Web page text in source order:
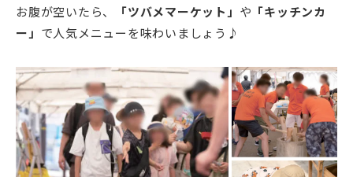
お腹が空いたら、 「ツバメマーケット」 や 「キッチンカ
ー」 で人気メニューを味わいましょう♪